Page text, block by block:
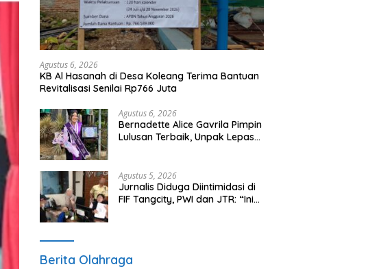
Agustus 6, 2026
KB Al Hasanah di Desa Koleang Terima Bantuan
Revitalisasi Senilai Rp766 Juta
Agustus 6, 2026
Bernadette Alice Gavrila Pimpin
Lulusan Terbaik, Unpak Lepas
Agustus 5, 2026
Jurnalis Diduga Diintimidasi di
FIF Tangcity, PWI dan JTR: “Ini
Berita Olahraga